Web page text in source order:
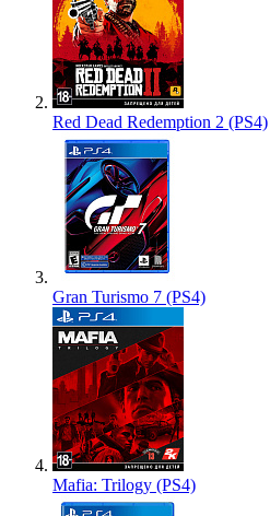
Red Dead Redemption 2 (PS4)
Gran Turismo 7 (PS4)
Mafia: Trilogy (PS4)